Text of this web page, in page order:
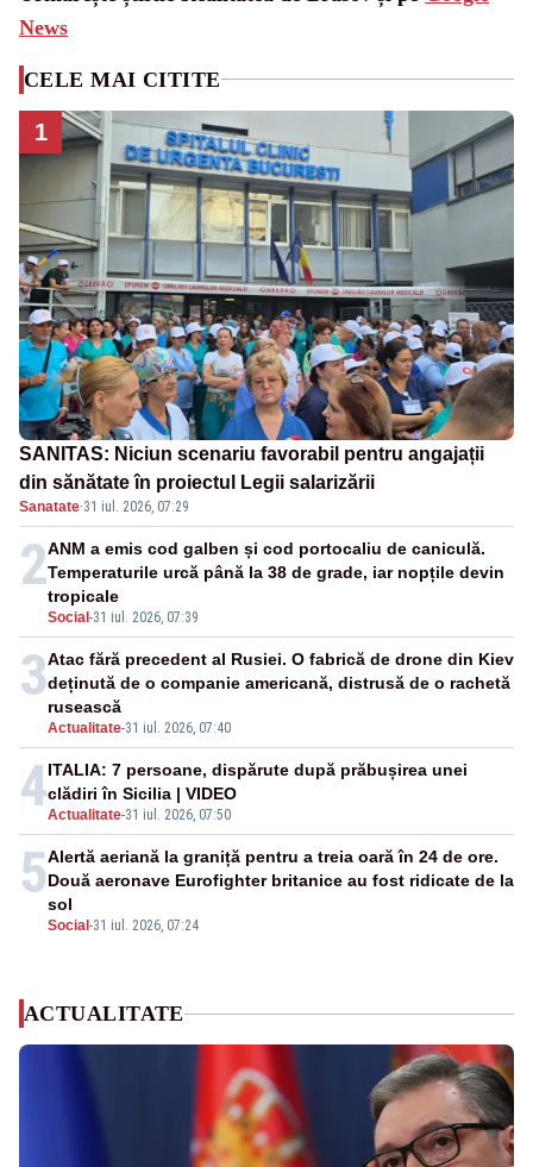
News
CELE MAI CITITE
1
SANITAS: Niciun scenariu favorabil pentru angajații
din sănătate în proiectul Legii salarizării
Sanatate·31 iul. 2026, 07:29
2
Social -31 iul. 2026, 07:39
ANM a emis cod galben și cod portocaliu de caniculă.
Temperaturile urcă până la 38 de grade, iar nopțile devin
tropicale
3
Actualitate-31 iul. 2026, 07:40
Atac fără precedent al Rusiei. O fabrică de drone din Kiev
deținută de o companie americană, distrusă de o rachetă
rusească
4Actualitate-31 iul. 2026, 07:50
ITALIA: 7 persoane, dispărute după prăbușirea unei
clădiri în Sicilia | VIDEO
5
Social -31 iul. 2026, 07:24
Alertă aeriană la graniță pentru a treia oară în 24 de ore.
Două aeronave Eurofighter britanice au fost ridicate de la
sol
ACTUALITATE